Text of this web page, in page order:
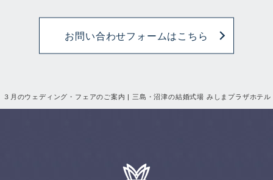
３月のウェディング・フェアのご案内 | 三島・沼津の結婚式場 みしまプラザホテル
お問い合わせフォームはこちら